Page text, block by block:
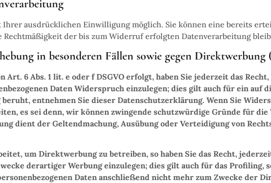
ausdrücklichen Einwilligung möglich. Sie können eine bereits
der bis zum Widerruf erfolgten Datenverarbeitung
in besonderen Fällen sowie gegen
6 Abs. 1 lit. e oder f DSGVO erfolgt, haben Sie jederzeit das
Daten Widerspruch einzulegen; dies gilt auch für ein auf
entnehmen Sie dieser Datenschutzerklärung. Wenn Sie
es sei denn, wir können zwingende schutzwürdige Gründe für
dient der Geltendmachung, Ausübung oder Verteidigung von
um Direktwerbung zu betreiben, so haben Sie das Recht,
derartiger Werbung einzulegen; dies gilt auch für das
Daten anschließend nicht mehr zum Zwecke der